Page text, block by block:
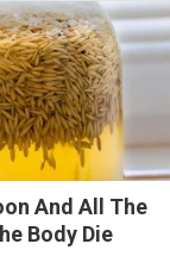
And All The
Body Die